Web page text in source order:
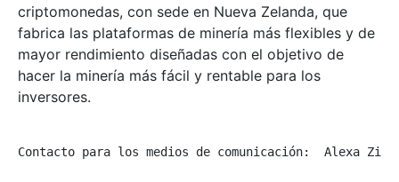
criptomonedas, con sede en Nueva Zelanda, que
fabrica las plataformas de minería más flexibles y de
mayor rendimiento diseñadas con el objetivo de
hacer la minería más fácil y rentable para los
inversores.
Contacto para los medios de comunicación:  Alexa